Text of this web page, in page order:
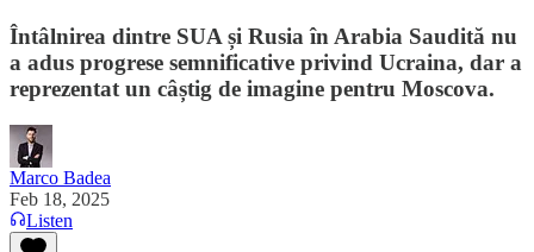
Întâlnirea dintre SUA și Rusia în Arabia Saudită nu
a adus progrese semnificative privind Ucraina, dar a
reprezentat un câștig de imagine pentru Moscova.
Marco Badea
Feb 18, 2025
Listen